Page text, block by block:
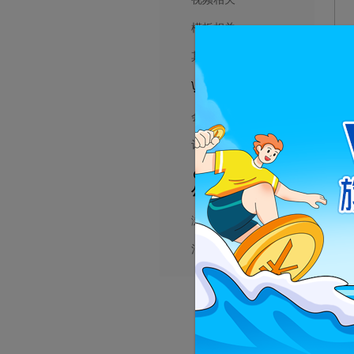
模板相关
其他相关
会员相关
订单相关
浏览器及活动
公告
浏览器问题
活动公告
3.